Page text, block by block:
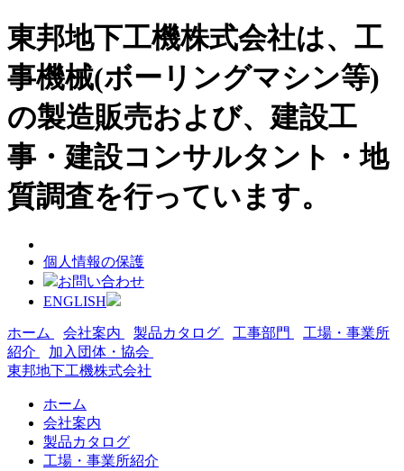
東邦地下工機株式会社は、工
事機械(ボーリングマシン等)
の製造販売および、建設工
事・建設コンサルタント・地
質調査を行っています。
個人情報の保護
お問い合わせ
ENGLISH
ホーム 会社案内 製品カタログ 工事部門
工場・事業所
紹介
加入団体・協会
東邦地下工機株式会社
ホーム
会社案内
製品カタログ
工場・事業所紹介